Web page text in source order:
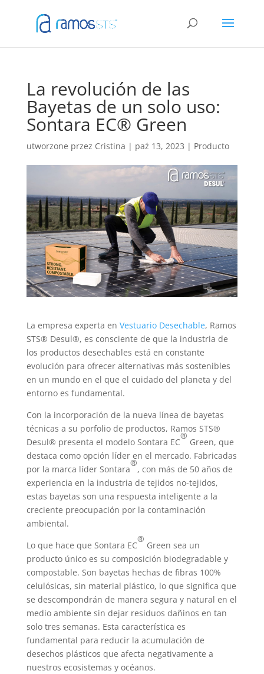
La revolución de las
Bayetas de un solo uso:
Sontara EC® Green
utworzone przez Cristina | paź 13, 2023 | Producto
La empresa experta en Vestuario Desechable, Ramos
STS® Desul®, es consciente de que la industria de
los productos desechables está en constante
evolución para ofrecer alternativas más sostenibles
en un mundo en el que el cuidado del planeta y del
entorno es fundamental.
Con la incorporación de la nueva línea de bayetas
técnicas a su porfolio de productos, Ramos STS®
Desul® presenta el modelo Sontara EC
®
Green, que
destaca como opción líder en el mercado. Fabricadas
por la marca líder Sontara
®
, con más de 50 años de
experiencia en la industria de tejidos no-tejidos,
estas bayetas son una respuesta inteligente a la
creciente preocupación por la contaminación
ambiental.
Lo que hace que Sontara EC
®
Green sea un
producto único es su composición biodegradable y
compostable. Son bayetas hechas de fibras 100%
celulósicas, sin material plástico, lo que significa que
se descompondrán de manera segura y natural en el
medio ambiente sin dejar residuos dañinos en tan
solo tres semanas. Esta característica es
fundamental para reducir la acumulación de
desechos plásticos que afecta negativamente a
nuestros ecosistemas y océanos.